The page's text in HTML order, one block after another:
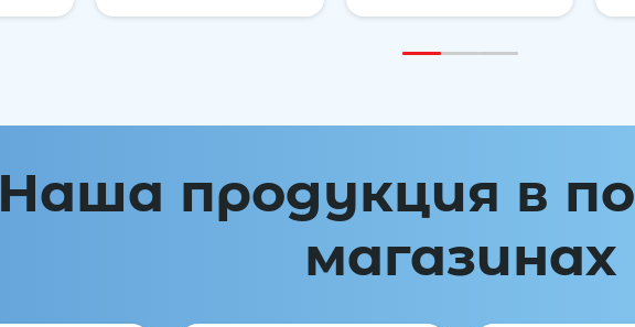
Наша продукция в
магазинах